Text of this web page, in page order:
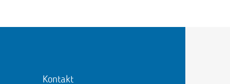
Kontakt